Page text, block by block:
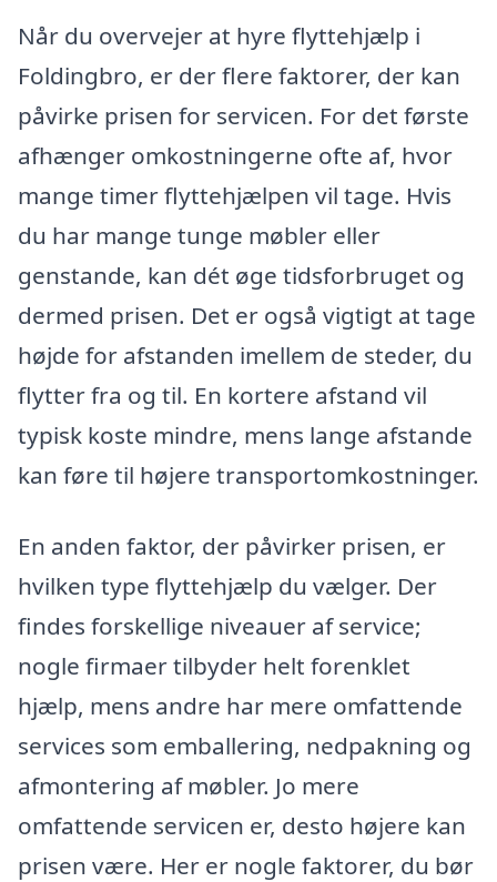
Når du overvejer at hyre flyttehjælp i
Foldingbro, er der flere faktorer, der kan
påvirke prisen for servicen. For det første
afhænger omkostningerne ofte af, hvor
mange timer flyttehjælpen vil tage. Hvis
du har mange tunge møbler eller
genstande, kan dét øge tidsforbruget og
dermed prisen. Det er også vigtigt at tage
højde for afstanden imellem de steder, du
flytter fra og til. En kortere afstand vil
typisk koste mindre, mens lange afstande
kan føre til højere transportomkostninger.
En anden faktor, der påvirker prisen, er
hvilken type flyttehjælp du vælger. Der
findes forskellige niveauer af service;
nogle firmaer tilbyder helt forenklet
hjælp, mens andre har mere omfattende
services som emballering, nedpakning og
afmontering af møbler. Jo mere
omfattende servicen er, desto højere kan
prisen være. Her er nogle faktorer, du bør